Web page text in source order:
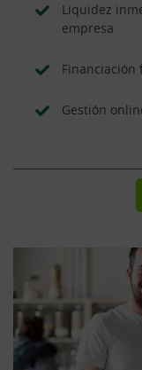
Liquidez
empresa
Financiación
Gestión